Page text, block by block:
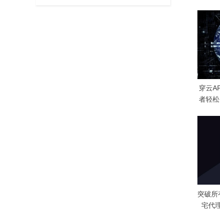
s
P
o
s
t
:
穿云
者轻
突破
宅代